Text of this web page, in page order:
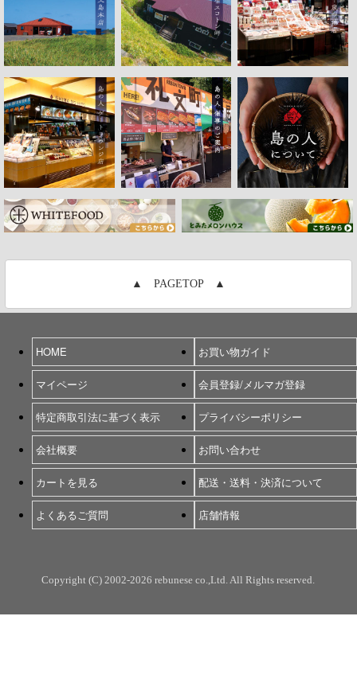
▲ PAGETOP ▲
HOME お買い物ガイド
マイページ 会員登録/メルマガ登録
特定商取引法に基づく表示 プライバシーポリシー
会社概要 お問い合わせ
カートを見る 配送・送料・決済について
よくあるご質問 店舗情報
Copyright (C) 2002-2026 rebunese co.,Ltd. All Rights reserved.